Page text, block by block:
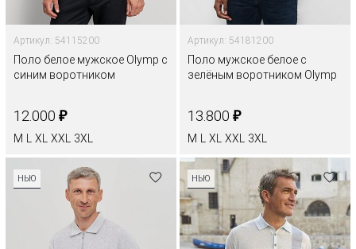
Артикул: 54115200
Поло белое мужское Olymp с
синим воротником
12.000 ₽
M L XL XXL 3XL
Артикул: 54181200
Поло мужское белое с
зелёным воротником Olymp
13.800 ₽
M L XL XXL 3XL
НЬЮ НЬЮ